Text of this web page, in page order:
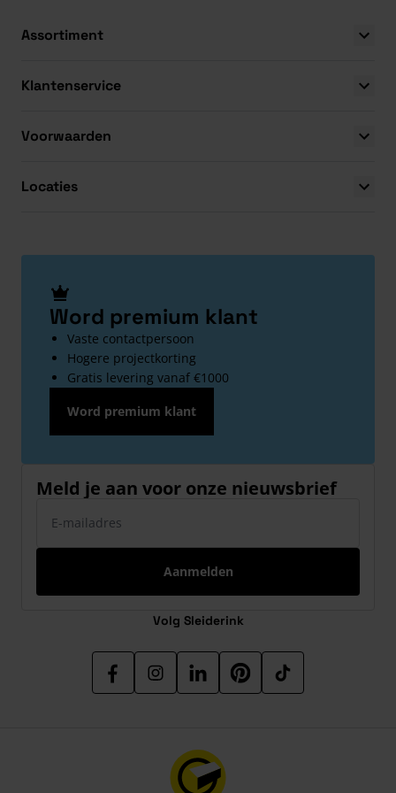
Assortiment
Klantenservice
Voorwaarden
Locaties
Word premium klant
Vaste contactpersoon
Hogere projectkorting
Gratis levering vanaf €1000
Word premium klant
Meld je aan voor onze nieuwsbrief
Aanmelden
Volg Sleiderink